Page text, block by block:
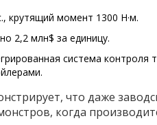
крутящий момент 1300 Н·м.
2,2 млн$ за единицу.
система контроля
что даже
когда